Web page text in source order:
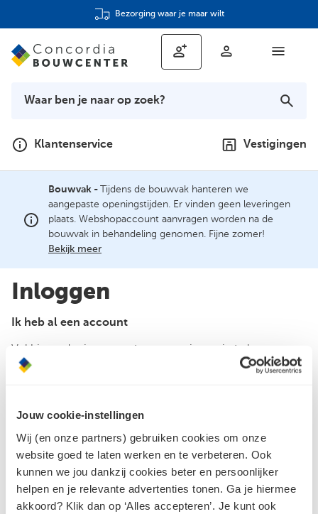
Jouw cookie-instellingen
Wij (en onze partners) gebruiken cookies om onze
website goed te laten werken en te verbeteren. Ook
kunnen we jou dankzij cookies beter en persoonlijker
helpen en je relevante advertenties tonen. Ga je hiermee
akkoord? Klik dan op ‘Alles accepteren’. Je kunt ook
Bezorging waar je maar wilt
Klantenservice Vestigingen
Bouwvak -
Tijdens de bouwvak hanteren we
aangepaste openingstijden. Er vinden geen leveringen
plaats. Webshopaccount aanvragen worden na de
bouwvak in behandeling genomen. Fijne zomer!
Bekijk meer
Inloggen
Ik heb al een account
Vul hieronder je accountgegevens in om in te loggen.
Wachtwoord
Inloggen